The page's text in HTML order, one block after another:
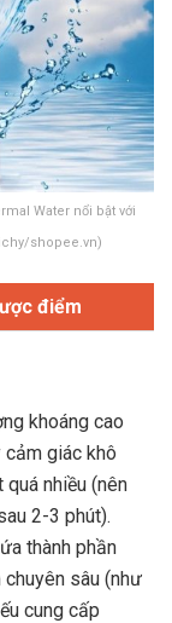
Water nổi bật với
shopee.vn)
điểm
khoáng cao
cảm giác khô
quá nhiều (nên
2-3 phút).
thành phần
sâu (như
cung cấp